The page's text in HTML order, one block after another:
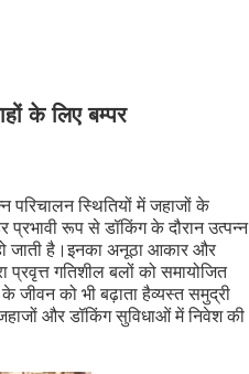
के लिए बम्पर
परिचालन स्थितियों में जहाजों के
रूप से डॉकिंग के दौरान उत्पन्न
जाती है।इनका अनूठा आकार और
प्रवृत्त गतिशील बलों को समायोजित
को भी बढ़ाता हैव्यस्त समुद्री
और डॉकिंग सुविधाओं में निवेश की